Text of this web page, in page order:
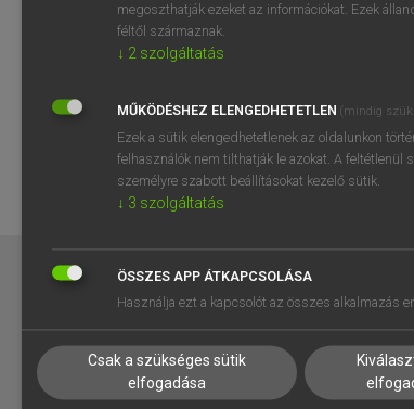
EGYÉNI FELHASZNÁLÓKNAK
TANULÓKNAK
VÁLLALATI MEGOLDÁSOK
SÚGÓ
RÓLUNK
SÜTI BEÁLLÍTÁSOK
megoszthatják ezeket az információkat. Ezek
féltől származnak.
↓ 2 szolgáltatás
MŰKÖDÉSHEZ ELENGEDHETETLEN (mindig
Ezek a sütik elengedhetetlenek az oldalunkon
felhasználók nem tilthatják le azokat. A
személyre szabott beállításokat kezelő sütik.
↓ 3 szolgáltatás
ÖSSZES APP ÁTKAPCSOLÁSA
Használja ezt a kapcsolót az összes alkalmazás
Csak a szükséges sütik
elfogadása